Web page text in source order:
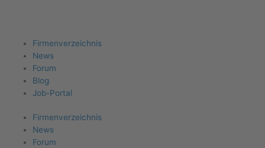
Menu
Firmenverzeichnis
News
Forum
Blog
Job-Portal
Firmenverzeichnis
News
Forum